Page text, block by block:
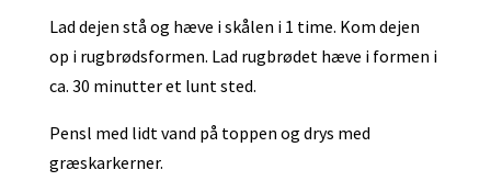
Lad dejen stå og hæve i skålen i 1 time. Kom dejen
op i rugbrødsformen. Lad rugbrødet hæve i formen i
ca. 30 minutter et lunt sted.
Pensl med lidt vand på toppen og drys med
græskarkerner.